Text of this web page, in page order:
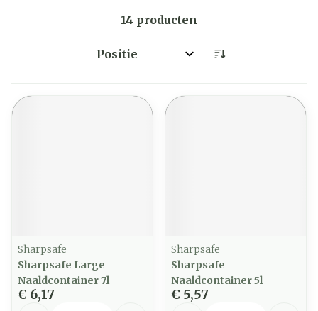
14 producten
Sorteer op:
Sharpsafe
Sharpsafe Large
Naaldcontainer 7l
€ 6,17
Sharpsafe
Sharpsafe
Naaldcontainer 5l
€ 5,57